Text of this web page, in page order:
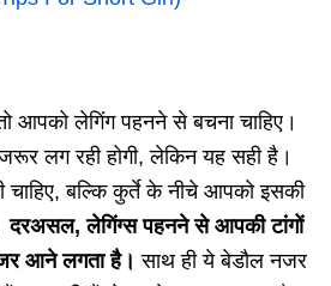
आपको लेगिंग पहनने से बचना चाहिए।
लग रही होगी, लेकिन यह सही है।
चाहिए, बल्कि कुर्ते के नीचे आपको इसकी
दरअसल, लेगिंग्स पहनने से आपकी टांगों
आने लगता है।साथ ही ये बेडौल नजर